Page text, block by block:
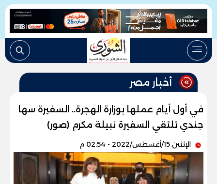
أخبار مصر
في أول أيام عملها بوزارة الهجرة.. السفيرة سها
جندي تلتقي السفيرة نبيلة مكرم (صور)
الإثنين 15/أغسطس/2022 - 02:54 م